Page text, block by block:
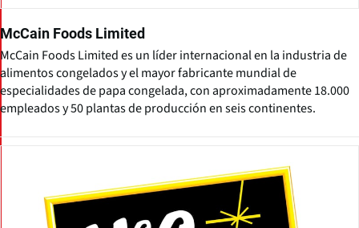
McCain Foods Limited
McCain Foods Limited es un líder internacional en la industria de
alimentos congelados y el mayor fabricante mundial de
especialidades de papa congelada, con aproximadamente 18.000
empleados y 50 plantas de producción en seis continentes.